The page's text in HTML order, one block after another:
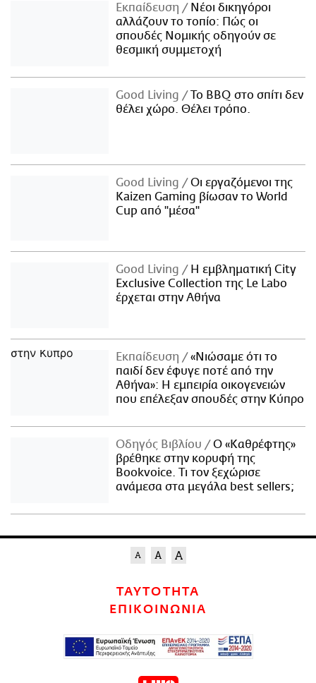
Εκπαίδευση
Νέοι δικηγόροι
αλλάζουν το τοπίο: Πώς οι
σπουδές Νομικής οδηγούν σε
θεσμική συμμετοχή
Good Living
Το BBQ στο σπίτι δεν
θέλει χώρο. Θέλει τρόπο.
Good Living
Οι εργαζόμενοι της
Kaizen Gaming βίωσαν το World
Cup από "μέσα"
Good Living
Η εμβληματική City
Exclusive Collection της Le Labo
έρχεται στην Αθήνα
Εκπαίδευση
«Νιώσαμε ότι το
παιδί δεν έφυγε ποτέ από την
Αθήνα»: Η εμπειρία οικογενειών
που επέλεξαν σπουδές στην Κύπρο
Οδηγός Βιβλίου
Ο «Καθρέφτης»
βρέθηκε στην κορυφή της
Bookvoice. Τι τον ξεχώρισε
ανάμεσα στα μεγάλα best sellers;
ΤΑΥΤΟΤΗΤΑ
ΕΠΙΚΟΙΝΩΝΙΑ